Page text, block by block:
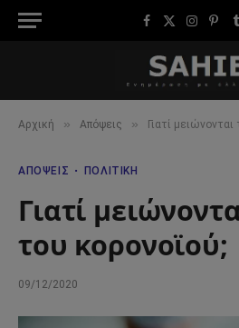
Facebook
X
Αρχική » Απόψεις » Γιατί
ΑΠΌΨΕΙΣ ΠΟΛΙΤΙΚΉ
Γιατί
του κορονοϊού;
09/12/2020